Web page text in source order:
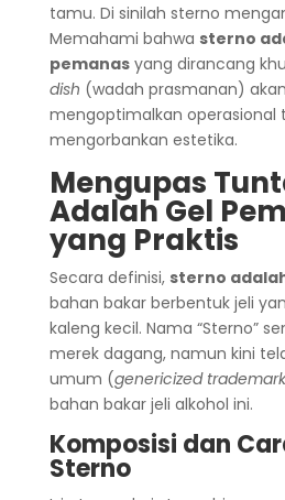
tamu. Di sinilah sterno
Memahami bahwa sterno
pemanasyang dirancang
dish (wadah prasmanan)
mengoptimalkan operasional
mengorbankan estetika.
Mengupas
Adalah Gel
yang Praktis
Secara definisi, sterno
bahan bakar berbentuk jeli
kaleng kecil. Nama “Sterno”
merek dagang, namun kini
umum (genericized trademark
bahan bakar jeli alkohol ini.
Komposisi dan
Sterno